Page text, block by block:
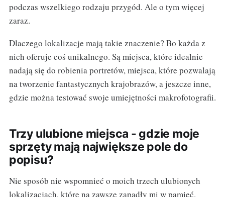
podczas wszelkiego rodzaju przygód. Ale o tym więcej
zaraz.
Dlaczego lokalizacje mają takie znaczenie? Bo każda z
nich oferuje coś unikalnego. Są miejsca, które idealnie
nadają się do robienia portretów, miejsca, które pozwalają
na tworzenie fantastycznych krajobrazów, a jeszcze inne,
gdzie można testować swoje umiejętności makrofotografii.
Trzy ulubione miejsca - gdzie moje
sprzęty mają największe pole do
popisu?
Nie sposób nie wspomnieć o moich trzech ulubionych
lokalizacjach, które na zawsze zapadły mi w pamięć.